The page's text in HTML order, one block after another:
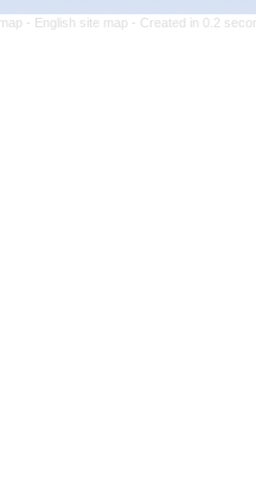
Persian site map -